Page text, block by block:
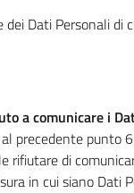
dei Dati Personali di
a comunicare i
precedente punto
rifiutare di
in cui siano Dati